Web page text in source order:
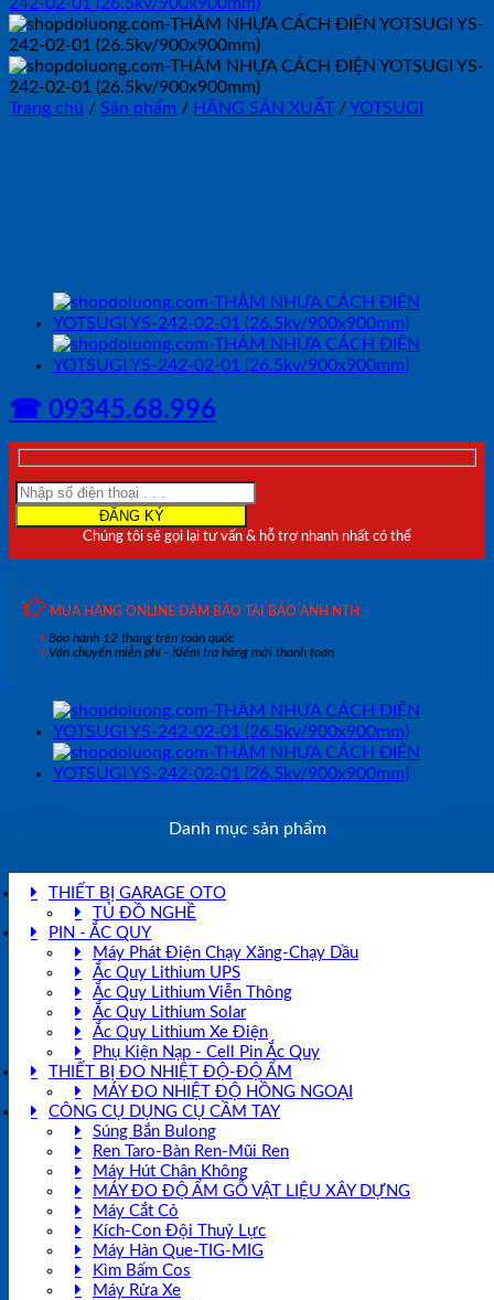
Trang chủ / Sản phẩm / HÃNG SẢN XUẤT /YOTSUGI
☎ 09345.68.996
Chúng tôi sẽ gọi lại tư vấn & hỗ trợ nhanh nhất có thể
MUA HÀNG ONLINE ĐẢM BẢO TẠI BẢO ANH NTH
Bảo hành 12 tháng trên toàn quốc
Vận chuyển miễn phí - Kiểm tra hàng mới thanh toán
Danh mục sản phẩm
THIẾT BỊ GARAGE OTO
TỦ ĐỒ NGHỀ
PIN - ẮC QUY
Máy Phát Điện Chạy Xăng-Chạy Dầu
Ắc Quy Lithium UPS
Ắc Quy Lithium Viễn Thông
Ắc Quy Lithium Solar
Ắc Quy Lithium Xe Điện
Phụ Kiện Nạp - Cell Pin Ắc Quy
THIẾT BỊ ĐO NHIỆT ĐỘ-ĐỘ ẨM
MÁY ĐO NHIỆT ĐỘ HỒNG NGOẠI
CÔNG CỤ DỤNG CỤ CẦM TAY
Súng Bắn Bulong
Ren Taro-Bàn Ren-Mũi Ren
Máy Hút Chân Không
MÁY ĐO ĐỘ ẨM GỖ VẬT LIỆU XÂY DỰNG
Máy Cắt Cỏ
Kích-Con Đội Thuỷ Lực
Máy Hàn Que-TIG-MIG
Kìm Bấm Cos
Máy Rửa Xe